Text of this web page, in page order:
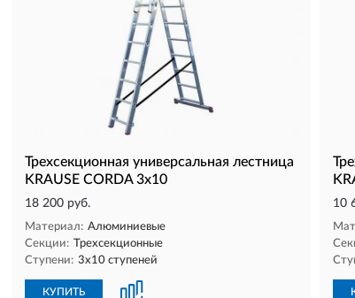
Трехсекционная универсальная лестница
KRAUSE CORDA 3х10
18 200 руб.
Материал: Алюминиевые
Секции: Трехсекционные
Ступени: 3х10 ступеней
КУПИТЬ
10